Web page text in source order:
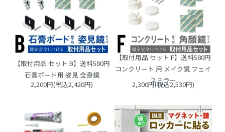
【取付用品 セット B】送料580円
石膏ボード用 姿見 全身鏡
2,200円(税込2,420円)
【取付用品 セット F】送料580円
コンクリート 用 メイク鏡 フェイ
スミラー
2,300円(税込2,530円)